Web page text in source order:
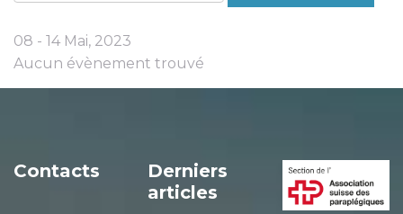
08 - 14 Mai, 2023
Aucun évènement trouvé
Contacts
Derniers
articles